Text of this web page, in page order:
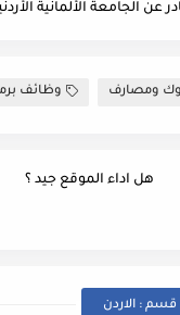
الجامعة الألمانية
ومصارف وظائف
هل اداء الموقع جيد ؟
قسم : الاردن